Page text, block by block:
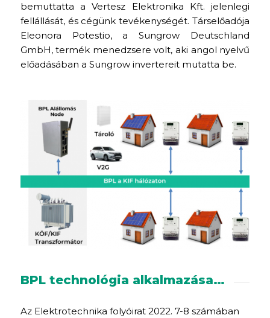
bemuttatta a Vertesz Elektronika Kft. jelenlegi
fellállását, és cégünk tevékenységét. Társelőadója
Eleonora Potestio, a Sungrow Deutschland
GmbH, termék menedzsere volt, aki angol nyelvű
előadásában a Sungrow invertereit mutatta be.
BPL technológia alkalmazása…
Az Elektrotechnika folyóirat 2022. 7-8 számában